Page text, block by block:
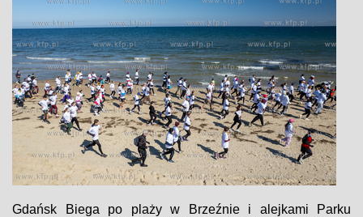
Gdańsk Biega po plaży w Brzeźnie i alejkami Parku